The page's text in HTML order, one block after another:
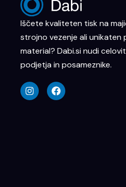
Iščete kvaliteten tisk na
strojno vezenje ali unikaten
material? Dabi.si nudi
podjetja in posameznike.
n
s
t
a
c
e